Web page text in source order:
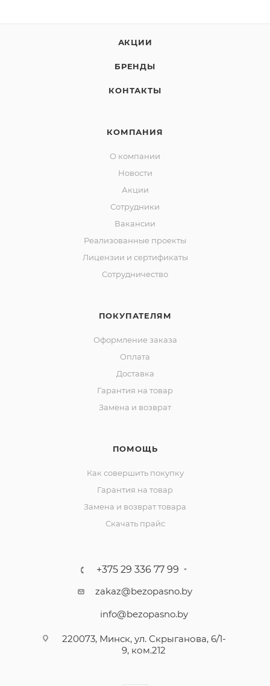
АКЦИИ
БРЕНДЫ
КОНТАКТЫ
КОМПАНИЯ
О компании
Новости
Акции
Сотрудники
Вакансии
Реализованные проекты
Лицензии и сертификаты
Сотрудничество
ПОКУПАТЕЛЯМ
Оформление заказа
Оплата
Доставка
Гарантия на товар
Замена и возврат
ПОМОЩЬ
Как совершить покупку
Гарантия на товар
Замена и возврат товара
Скачать прайс
+375 29 336 77 99
zakaz@bezopasno.by
info@bezopasno.by
220073, Минск, ул. Скрыганова, 6/1-
9, ком.212